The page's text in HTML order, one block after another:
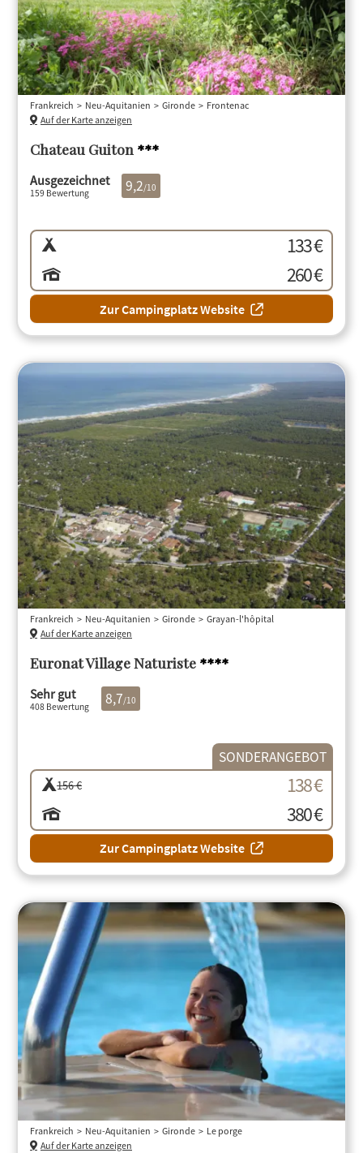
Chateau Guiton ***
Frankreich Neu-Aquitanien Gironde
Frontenac
Auf der Karte anzeigen
Ausgezeichnet
159 Bewertung 9,2/10
133 €
260 €
Zur Campingplatz Website
Euronat Village Naturiste ****
Frankreich Neu-Aquitanien Gironde
Grayan-l'hôpital
Auf der Karte anzeigen
Sehr gut
408 Bewertung 8,7/10
SONDERANGEBOT
156 €
138 €
380 €
Zur Campingplatz Website
Frankreich Neu-Aquitanien Gironde
Le porge
Auf der Karte anzeigen